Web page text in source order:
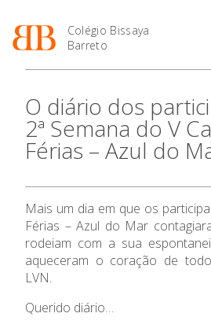
Colégio Bissaya
Barreto
O
Projeto Educativo
Organização
Colaboradores Docentes
Instalações
Ofertas de emprego
Regulamentos
Jornal “O Coreto”
Privacidade
Enriquecimento Curricular
Oferta Curricular
Atividades Extracurriculares
Atividades de Interrupção
Letiva
Academia de Línguas
Profissionais
Matrículas
Horários e Manuais
Termalismo
Curso de Técnico/a de Apoio
à Família e à Comunidade
Ofertas de Emprego
2027
Calendários
Portal do Professor
de Educação
SIGE
Secretariado de Exames
O diário dos
2ª Semana do V
Férias – Azul do
Mais um dia em que os
Férias – Azul do Mar
rodeiam com a sua
aqueceram o coração de
LVN.
Querido diário…